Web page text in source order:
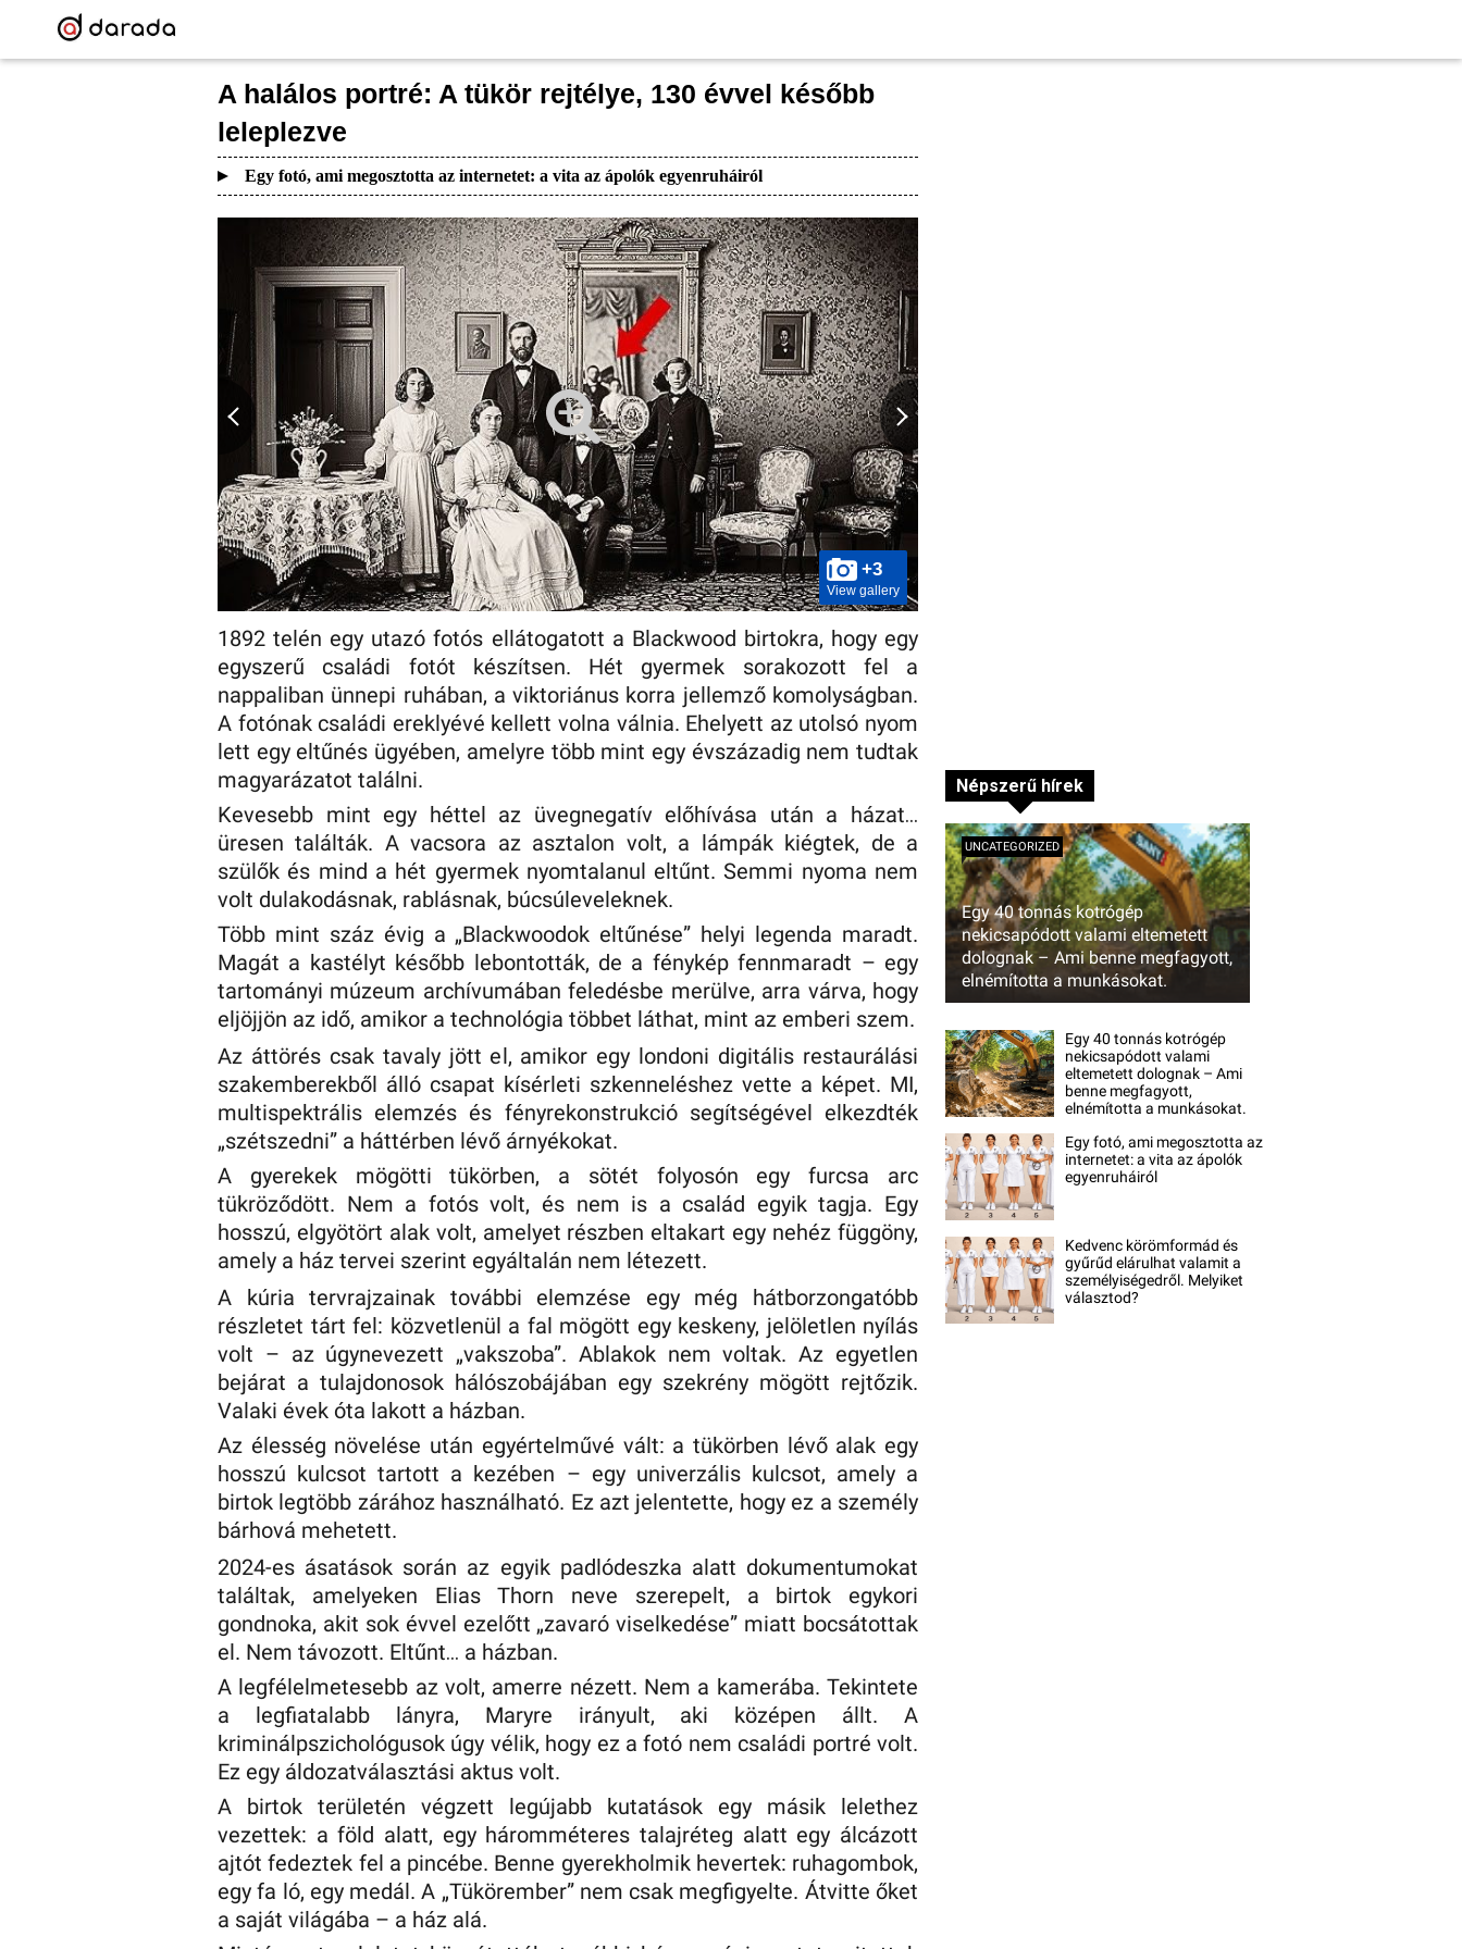
A halálos portré: A tükör rejtélye, 130 évvel később
leleplezve
Egy fotó, ami megosztotta az internetet: a vita az ápolók egyenruháiról
+3
View gallery
1892 telén egy utazó fotós ellátogatott a Blackwood birtokra, hogy egy
egyszerű családi fotót készítsen. Hét gyermek sorakozott fel a
nappaliban ünnepi ruhában, a viktoriánus korra jellemző komolyságban.
A fotónak családi ereklyévé kellett volna válnia. Ehelyett az utolsó nyom
lett egy eltűnés ügyében, amelyre több mint egy évszázadig nem tudtak
magyarázatot találni.
Kevesebb mint egy héttel az üvegnegatív előhívása után a házat…
üresen találták. A vacsora az asztalon volt, a lámpák kiégtek, de a
szülők és mind a hét gyermek nyomtalanul eltűnt. Semmi nyoma nem
volt dulakodásnak, rablásnak, búcsúleveleknek.
Több mint száz évig a „Blackwoodok eltűnése” helyi legenda maradt.
Magát a kastélyt később lebontották, de a fénykép fennmaradt – egy
tartományi múzeum archívumában feledésbe merülve, arra várva, hogy
eljöjjön az idő, amikor a technológia többet láthat, mint az emberi szem.
Az áttörés csak tavaly jött el, amikor egy londoni digitális restaurálási
szakemberekből álló csapat kísérleti szkenneléshez vette a képet. MI,
multispektrális elemzés és fényrekonstrukció segítségével elkezdték
„szétszedni” a háttérben lévő árnyékokat.
A gyerekek mögötti tükörben, a sötét folyosón egy furcsa arc
tükröződött. Nem a fotós volt, és nem is a család egyik tagja. Egy
hosszú, elgyötört alak volt, amelyet részben eltakart egy nehéz függöny,
amely a ház tervei szerint egyáltalán nem létezett.
A kúria tervrajzainak további elemzése egy még hátborzongatóbb
részletet tárt fel: közvetlenül a fal mögött egy keskeny, jelöletlen nyílás
volt – az úgynevezett „vakszoba”. Ablakok nem voltak. Az egyetlen
bejárat a tulajdonosok hálószobájában egy szekrény mögött rejtőzik.
Valaki évek óta lakott a házban.
Az élesség növelése után egyértelművé vált: a tükörben lévő alak egy
hosszú kulcsot tartott a kezében – egy univerzális kulcsot, amely a
birtok legtöbb zárához használható. Ez azt jelentette, hogy ez a személy
bárhová mehetett.
2024-es ásatások során az egyik padlódeszka alatt dokumentumokat
találtak, amelyeken Elias Thorn neve szerepelt, a birtok egykori
gondnoka, akit sok évvel ezelőtt „zavaró viselkedése” miatt bocsátottak
el. Nem távozott. Eltűnt… a házban.
A legfélelmetesebb az volt, amerre nézett. Nem a kamerába. Tekintete
a legfiatalabb lányra, Maryre irányult, aki középen állt. A
kriminálpszichológusok úgy vélik, hogy ez a fotó nem családi portré volt.
Ez egy áldozatválasztási aktus volt.
A birtok területén végzett legújabb kutatások egy másik lelethez
vezettek: a föld alatt, egy háromméteres talajréteg alatt egy álcázott
ajtót fedeztek fel a pincébe. Benne gyerekholmik hevertek: ruhagombok,
egy fa ló, egy medál. A „Tükörember” nem csak megfigyelte. Átvitte őket
a saját világába – a ház alá.
Népszerű hírek
Egy 40 tonnás kotrógép
nekicsapódott valami eltemetett
dolognak – Ami benne megfagyott,
elnémította a munkásokat.
UNCATEGORIZED
Egy 40 tonnás kotrógép
nekicsapódott valami
eltemetett dolognak – Ami
benne megfagyott,
elnémította a munkásokat.
Egy fotó, ami megosztotta az
internetet: a vita az ápolók
egyenruháiról
Kedvenc körömformád és
gyűrűd elárulhat valamit a
személyiségedről. Melyiket
választod?